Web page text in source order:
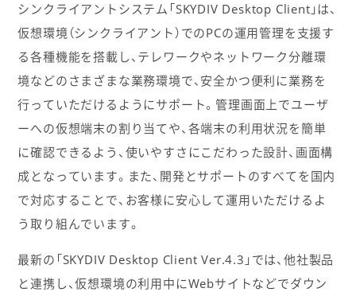
シンクライアントシステム「SKYDIV Desktop Client」は、
仮想環境（シンクライアント）でのPCの運用管理を支援す
る各種機能を搭載し、テレワークやネットワーク分離環
境などのさまざまな業務環境で、安全かつ便利に業務を
行っていただけるようにサポート。管理画面上でユーザ
ーへの仮想端末の割り当てや、各端末の利用状況を簡単
に確認できるよう、使いやすさにこだわった設計、画面構
成となっています。また、開発とサポートのすべてを国内
で対応することで、お客様に安心して運用いただけるよ
う取り組んでいます。
最新の「SKYDIV Desktop Client Ver.4.3」では、他社製品
と連携し、仮想環境の利用中にWebサイトなどでダウン